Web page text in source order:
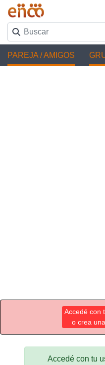
PAREJA / AMIGOS
Accedé con
o crea
Accedé con tu